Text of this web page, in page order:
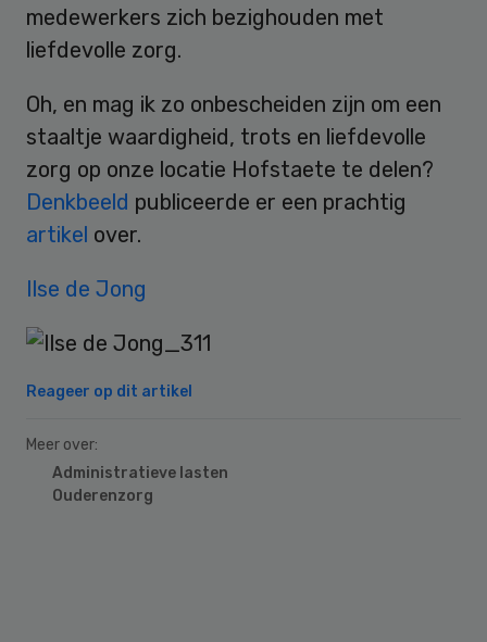
medewerkers zich bezighouden met
liefdevolle zorg.
Oh, en mag ik zo onbescheiden zijn om een
staaltje waardigheid, trots en liefdevolle
zorg op onze locatie Hofstaete te delen?
Denkbeeld publiceerde er een prachtig
artikel over.
Ilse de Jong
Reageer op dit artikel
Meer over:
Administratieve lasten
Ouderenzorg